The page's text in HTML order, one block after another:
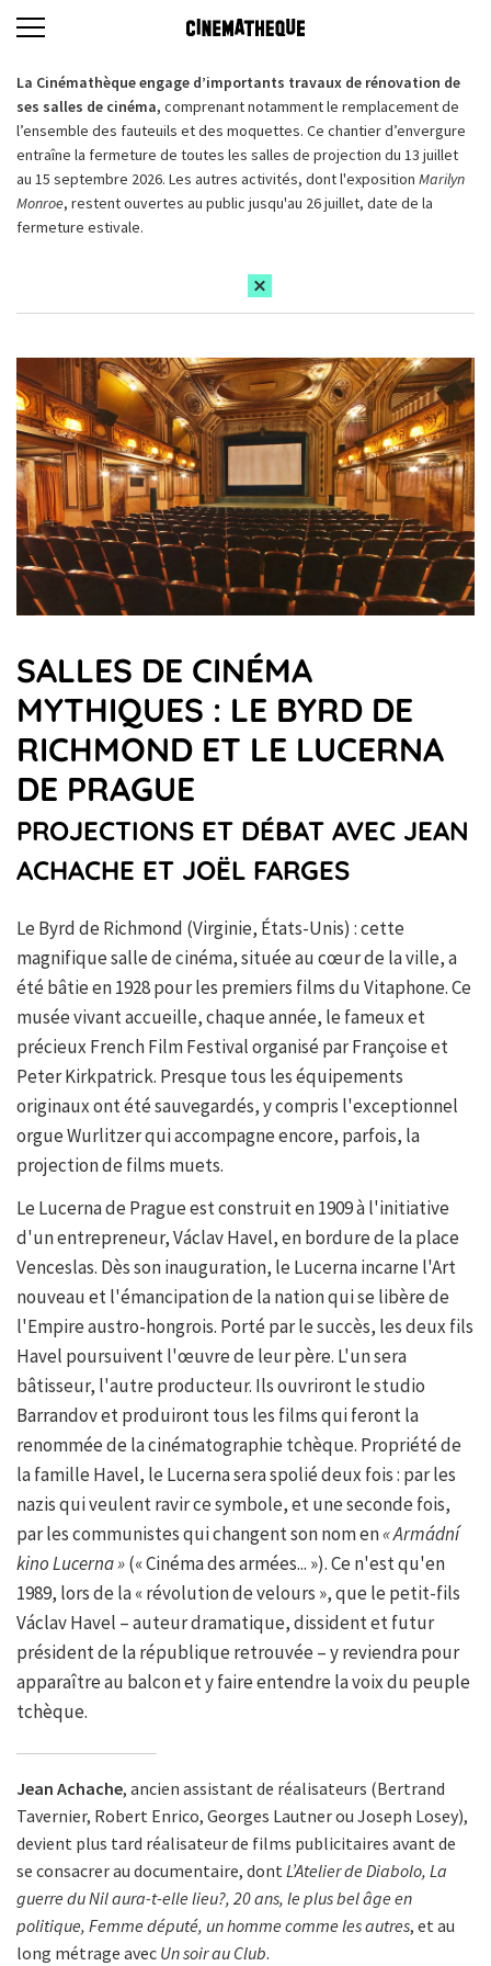
La Cinémathèque engage d’importants travaux de rénovation de
ses salles de cinéma, comprenant notamment le remplacement de
l’ensemble des fauteuils et des moquettes. Ce chantier d’envergure
entraîne la fermeture de toutes les salles de projection du 13 juillet
au 15 septembre 2026. Les autres activités, dont l'exposition Marilyn
Monroe, restent ouvertes au public jusqu'au 26 juillet, date de la
fermeture estivale.
SALLES DE CINÉMA
MYTHIQUES : LE BYRD DE
RICHMOND ET LE LUCERNA
DE PRAGUE
PROJECTIONS ET DÉBAT AVEC JEAN
ACHACHE ET JOËL FARGES
Le Byrd de Richmond (Virginie, États-Unis) : cette
magnifique salle de cinéma, située au cœur de la ville, a
été bâtie en 1928 pour les premiers films du Vitaphone. Ce
musée vivant accueille, chaque année, le fameux et
précieux French Film Festival organisé par Françoise et
Peter Kirkpatrick. Presque tous les équipements
originaux ont été sauvegardés, y compris l'exceptionnel
orgue Wurlitzer qui accompagne encore, parfois, la
projection de films muets.
Le Lucerna de Prague est construit en 1909 à l'initiative
d'un entrepreneur, Václav Havel, en bordure de la place
Venceslas. Dès son inauguration, le Lucerna incarne l'Art
nouveau et l'émancipation de la nation qui se libère de
l'Empire austro-hongrois. Porté par le succès, les deux fils
Havel poursuivent l'œuvre de leur père. L'un sera
bâtisseur, l'autre producteur. Ils ouvriront le studio
Barrandov et produiront tous les films qui feront la
renommée de la cinématographie tchèque. Propriété de
la famille Havel, le Lucerna sera spolié deux fois : par les
nazis qui veulent ravir ce symbole, et une seconde fois,
par les communistes qui changent son nom en« Armádní
kino Lucerna »(« Cinéma des armées... »). Ce n'est qu'en
1989, lors de la « révolution de velours », que le petit-fils
Václav Havel – auteur dramatique, dissident et futur
président de la république retrouvée – y reviendra pour
apparaître au balcon et y faire entendre la voix du peuple
tchèque.
Jean Achache, ancien assistant de réalisateurs (Bertrand
Tavernier, Robert Enrico, Georges Lautner ou Joseph Losey),
devient plus tard réalisateur de films publicitaires avant de
se consacrer au documentaire, dontL’Atelier de Diabolo, La
guerre du Nil aura-t-elle lieu?, 20 ans, le plus bel âge en
politique, Femme député, un homme comme les autres, et au
long métrage avec Un soir au Club.